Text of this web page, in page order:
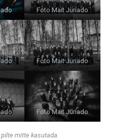
Foto Mait Jüriado
Foto Mait Jüriado
Foto Mait Jüriado
mitte kasutada.